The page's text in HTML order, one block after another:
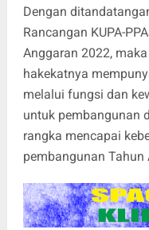
Dengan
Rancangan KUPA-
Anggaran 2022,
hakekatnya
melalui fungsi dan
untuk pembangunan
rangka mencapai
pembangunan Tahun